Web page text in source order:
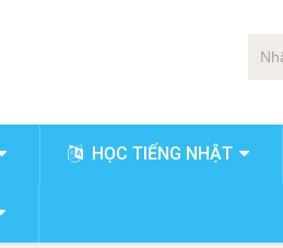
HỌC TIẾNG NHẬT